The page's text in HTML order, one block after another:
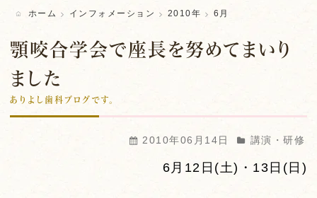
ホーム インフォメーション 2010年 6月
顎咬合学会で座長を努めてまいり
ました
ありよし歯科ブログです。
2010年06月14日 講演・研修
6月12日(土)・13日(日)
i
o